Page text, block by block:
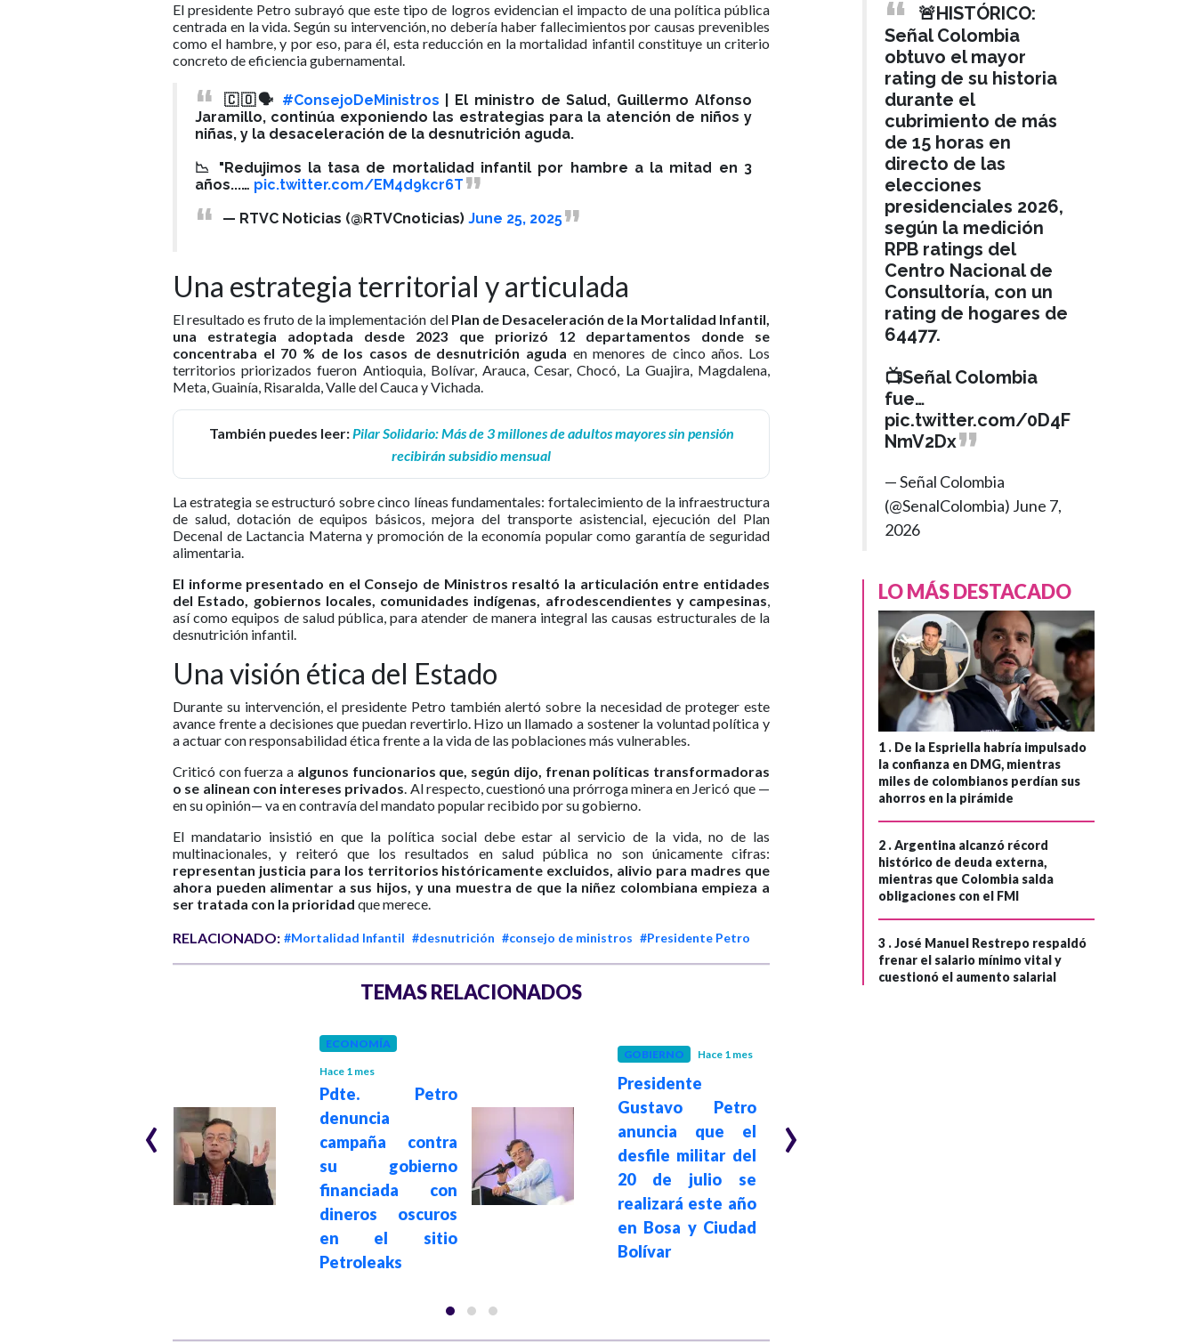
El presidente Petro subrayó que este tipo de logros evidencian el impacto de una política pública
centrada en la vida. Según su intervención, no debería haber fallecimientos por causas prevenibles
como el hambre, y por eso, para él, esta reducción en la mortalidad infantil constituye un criterio
concreto de eficiencia gubernamental.
🇨🇴🗣️ #ConsejoDeMinistros | El ministro de Salud, Guillermo Alfonso
Jaramillo, continúa exponiendo las estrategias para la atención de niños y
niñas, y la desaceleración de la desnutrición aguda.
📉 "Redujimos la tasa de mortalidad infantil por hambre a la mitad en 3
años...… pic.twitter.com/EM4d9kcr6T
— RTVC Noticias (@RTVCnoticias) June 25, 2025
Una estrategia territorial y articulada
El resultado es fruto de la implementación del Plan de Desaceleración de la Mortalidad Infantil,
una estrategia adoptada desde 2023 que priorizó 12 departamentos donde se
concentraba el 70 % de los casos de desnutrición aguda en menores de cinco años. Los
territorios priorizados fueron Antioquia, Bolívar, Arauca, Cesar, Chocó, La Guajira, Magdalena,
Meta, Guainía, Risaralda, Valle del Cauca y Vichada.
También puedes leer:Pilar Solidario: Más de 3 millones de adultos mayores sin pensión
recibirán subsidio mensual
La estrategia se estructuró sobre cinco líneas fundamentales: fortalecimiento de la infraestructura
de salud, dotación de equipos básicos, mejora del transporte asistencial, ejecución del Plan
Decenal de Lactancia Materna y promoción de la economía popular como garantía de seguridad
alimentaria.
El informe presentado en el Consejo de Ministros resaltó la articulación entre entidades
del Estado, gobiernos locales, comunidades indígenas, afrodescendientes y campesinas,
así como equipos de salud pública, para atender de manera integral las causas estructurales de la
desnutrición infantil.
Una visión ética del Estado
Durante su intervención, el presidente Petro también alertó sobre la necesidad de proteger este
avance frente a decisiones que puedan revertirlo. Hizo un llamado a sostener la voluntad política y
a actuar con responsabilidad ética frente a la vida de las poblaciones más vulnerables.
Criticó con fuerza a algunos funcionarios que, según dijo, frenan políticas transformadoras
o se alinean con intereses privados. Al respecto, cuestionó una prórroga minera en Jericó que —
en su opinión— va en contravía del mandato popular recibido por su gobierno.
El mandatario insistió en que la política social debe estar al servicio de la vida, no de las
multinacionales, y reiteró que los resultados en salud pública no son únicamente cifras:
representan justicia para los territorios históricamente excluidos, alivio para madres que
ahora pueden alimentar a sus hijos, y una muestra de que la niñez colombiana empieza a
ser tratada con la prioridad que merece.
RELACIONADO: #Mortalidad Infantil #desnutrición #consejo de ministros #Presidente Petro
TEMAS RELACIONADOS
Hacienda Germán
Ávila como
ECONOMÍA
Hace 1 mes
Pdte. Petro
denuncia
campaña contra
su gobierno
financiada con
dineros oscuros
en el sitio
Petroleaks
GOBIERNO Hace 1 mes
Presidente
Gustavo Petro
anuncia que el
desfile militar del
20 de julio se
realizará este año
en Bosa y Ciudad
Bolívar
‹ ›
🚨HISTÓRICO:
Señal Colombia
obtuvo el mayor
rating de su historia
durante el
cubrimiento de más
de 15 horas en
directo de las
elecciones
presidenciales 2026,
según la medición
RPB ratings del
Centro Nacional de
Consultoría, con un
rating de hogares de
64477.
📺Señal Colombia
fue…
pic.twitter.com/0D4F
NmV2Dx
— Señal Colombia
(@SenalColombia) June 7,
2026
LO MÁS DESTACADO
1 . De la Espriella habría impulsado
la confianza en DMG, mientras
miles de colombianos perdían sus
ahorros en la pirámide
2 .Argentina alcanzó récord
histórico de deuda externa,
mientras que Colombia salda
obligaciones con el FMI
3 .José Manuel Restrepo respaldó
frenar el salario mínimo vital y
cuestionó el aumento salarial